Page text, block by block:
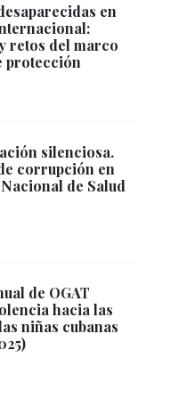
en
retos del marco
protección
silenciosa.
corrupción en
de Salud
de OGAT
hacia las
niñas cubanas